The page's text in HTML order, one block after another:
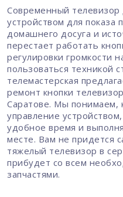
Современный телевизор
устройством для показа
домашнего досуга и
перестает работать
регулировки громкости
пользоваться техникой
телемастерская
ремонт кнопки
Саратове. Мы понимаем,
управление
удобное время и
месте. Вам не придется
тяжелый телевизор в
прибудет со всем
запчастями.